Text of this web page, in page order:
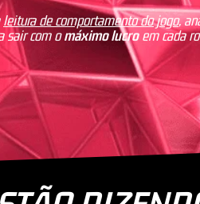
leitura de comportamento do jogo,
sair com omáximo lucroem cada